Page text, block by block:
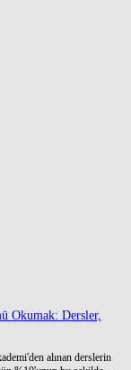
Okumak: Dersler,
alınan derslerin